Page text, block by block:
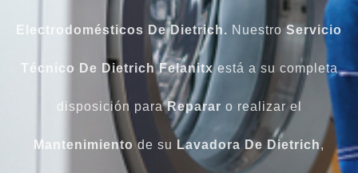
Electrodomésticos De Dietrich. NuestroServicio
Técnico De Dietrich Felanitxestá a su completa
disposición paraReparar o realizar el
Mantenimientode su Lavadora De Dietrich,